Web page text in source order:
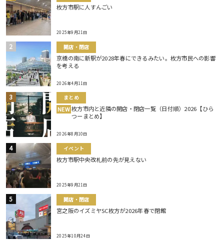
枚方市駅に人すんごい
2025年9月21日
開店・閉店
京橋の南に新駅が2028年春にできるみたい。枚方市民への影響
を考える
2026年4月11日
まとめ
NEW 枚方市内と近隣の開店・閉店一覧（日付順）2026【ひら
つーまとめ】
2026年8月10日
イベント
枚方市駅中央改札前の先が見えない
2025年9月21日
開店・閉店
宮之阪のイズミヤSC枚方が2026年春で閉館
2025年10月24日